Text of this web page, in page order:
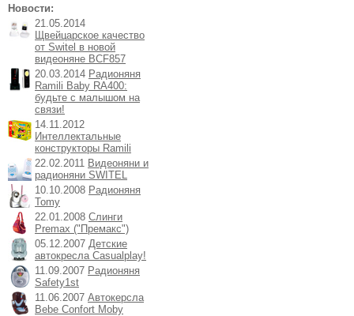
Новости:
21.05.2014
Щвейцарское качество
от Switel в новой
видеоняне BCF857
20.03.2014 Радионяня
Ramili Baby RA400:
будьте с малышом на
связи!
14.11.2012
Интеллектальные
конструкторы Ramili
22.02.2011 Видеоняни и
радионяни SWITEL
10.10.2008 Радионяня
Tomy
22.01.2008 Слинги
Premax ("Премакс")
05.12.2007 Детские
автокресла Casualplay!
11.09.2007 Радионяня
Safety1st
11.06.2007 Автокерсла
Bebe Confort Moby